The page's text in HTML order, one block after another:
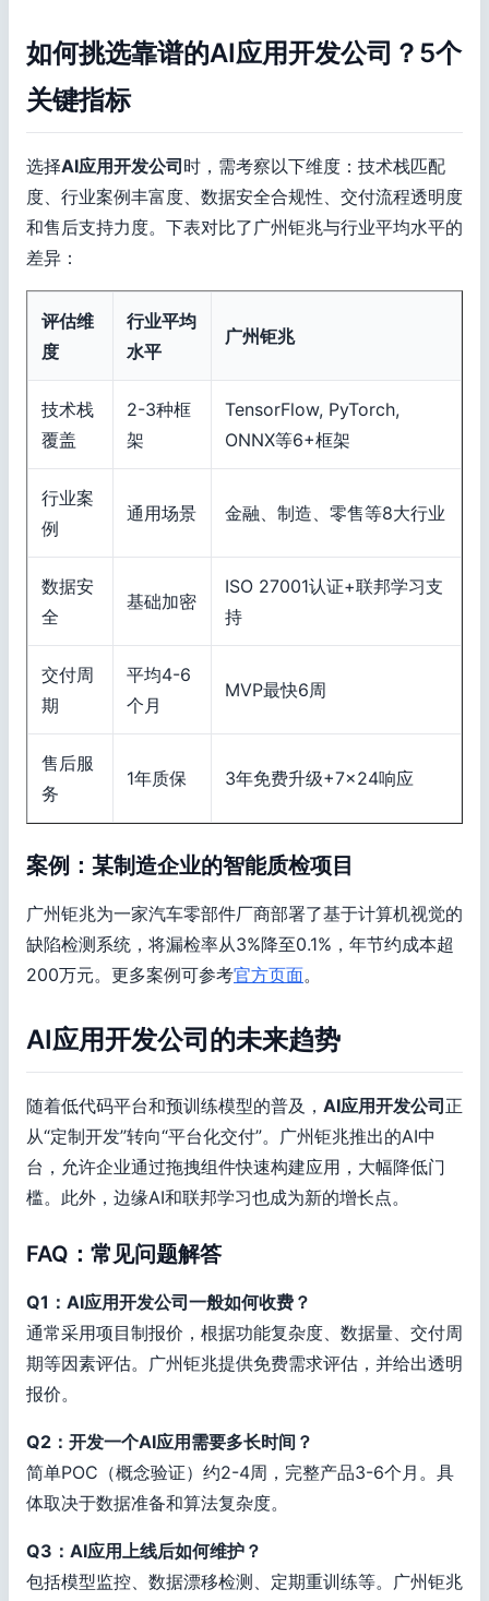
如何挑选靠谱的AI应用开发公司？5个
关键指标
选择AI应用开发公司 时，需考察以下维度：技术栈匹配
度、行业案例丰富度、数据安全合规性、交付流程透明度
和售后支持力度。下表对比了广州钜兆与行业平均水平的
差异：
评估维
度
行业平均
水平
广州钜兆
技术栈
覆盖
2-3种框
架
TensorFlow, PyTorch,
ONNX等6+框架
行业案
例
通用场景 金融、制造、零售等8大行业
数据安
全
基础加密
ISO 27001认证+联邦学习支
持
交付周
期
平均4-6
个月
MVP最快6周
售后服
务
1年质保 3年免费升级+7×24响应
案例：某制造企业的智能质检项目
广州钜兆为一家汽车零部件厂商部署了基于计算机视觉的
缺陷检测系统，将漏检率从3%降至0.1%，年节约成本超
200万元。更多案例可参考官方页面。
AI应用开发公司的未来趋势
随着低代码平台和预训练模型的普及， AI应用开发公司 正
从“定制开发”转向“平台化交付”。广州钜兆推出的AI中
台，允许企业通过拖拽组件快速构建应用，大幅降低门
槛。此外，边缘AI和联邦学习也成为新的增长点。
FAQ：常见问题解答
Q1：AI应用开发公司一般如何收费？
通常采用项目制报价，根据功能复杂度、数据量、交付周
期等因素评估。广州钜兆提供免费需求评估，并给出透明
报价。
Q2：开发一个AI应用需要多长时间？
简单POC（概念验证）约2-4周，完整产品3-6个月。具
体取决于数据准备和算法复杂度。
Q3：AI应用上线后如何维护？
包括模型监控、数据漂移检测、定期重训练等。广州钜兆